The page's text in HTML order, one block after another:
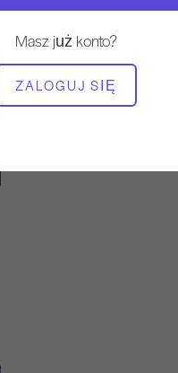
Masz już konto?
ZALOGUJ SIĘ
POTRZEBNY SPRZĘT
Szwedzkie batony